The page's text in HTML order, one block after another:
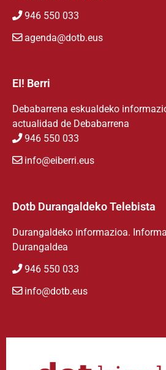
946 550 033
agenda@dotb.eus
EI! Berri
Debabarrena eskualdeko
actualidad de Debabarrena
946 550 033
info@eiberri.eus
Dotb Durangaldeko Telebista
Durangaldeko informazioa.
Durangaldea
946 550 033
info@dotb.eus